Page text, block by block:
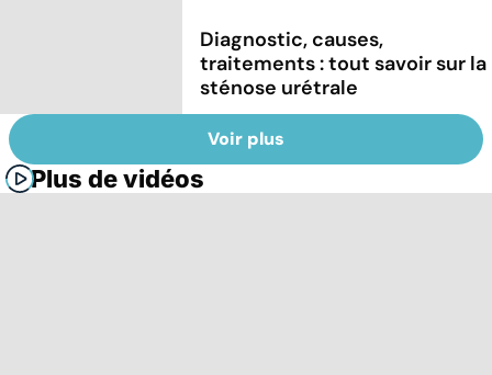
Diagnostic, causes,
traitements : tout savoir sur la
sténose urétrale
Voir plus
Plus de vidéos